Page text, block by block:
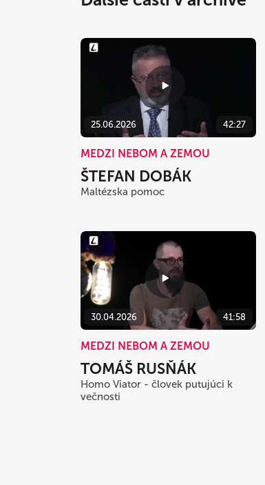
25.06.2026 42:27
MEDZI NEBOM A ZEMOU
ŠTEFAN DOBÁK
Maltézska pomoc
30.04.2026 41:58
MEDZI NEBOM A ZEMOU
TOMÁŠ RUSŇÁK
Homo Viator - človek putujúci k
večnosti